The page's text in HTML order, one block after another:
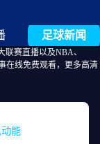
足球新闻
赛直播以及NBA、
在线免费观看，更多高清
能